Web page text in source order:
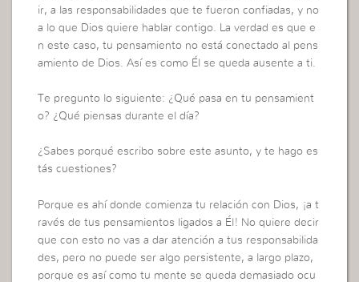
ir, a las responsabilidades que te fueron confiadas, y no
a lo que Dios quiere hablar contigo. La verdad es que e
n este caso, tu pensamiento no está conectado al pens
amiento de Dios. Así es como Él se queda ausente a ti.
Te pregunto lo siguiente: ¿Qué pasa en tu pensamient
o? ¿Qué piensas durante el día?
¿Sabes porqué escribo sobre este asunto, y te hago es
tás cuestiones?
Porque es ahí donde comienza tu relación con Dios, ¡a t
ravés de tus pensamientos ligados a Él! No quiere decir
que con esto no vas a dar atención a tus responsabilida
des, pero no puede ser algo persistente, a largo plazo,
porque es así como tu mente se queda demasiado ocu